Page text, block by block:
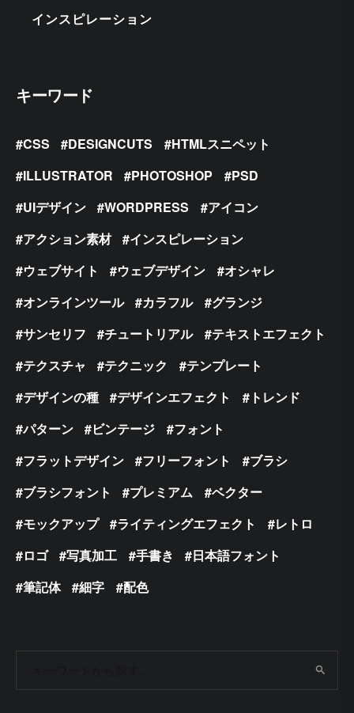
インスピレーション
キーワード
CSS DESIGNCUTS
HTMLスニペット
ILLUSTRATOR
PHOTOSHOP
PSD
UIデザイン
WORDPRESS
アイコン
アクション素材
インスピレーション
ウェブサイト
ウェブデザイン
オシャレ
オンラインツール
カラフル
グランジ
サンセリフ
チュートリアル
テキストエフェクト
テクスチャ
テクニック
テンプレート
デザインの種
デザインエフェクト
トレンド
パターン
ビンテージ
フォント
フラットデザイン
フリーフォント
ブラシ
ブラシフォント
プレミアム
ベクター
モックアップ
ライティングエフェクト
レトロ
ロゴ
写真加工 手書き
日本語フォント
筆記体
細字 配色